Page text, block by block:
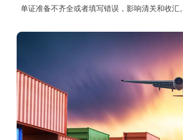
单证准备不齐全或者填写错误，影响清关和收汇。